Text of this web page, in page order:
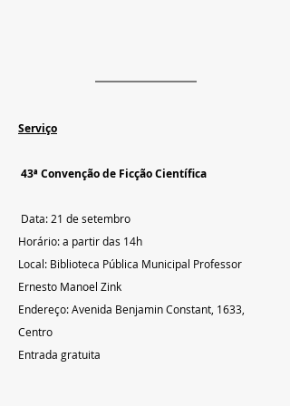
Serviço
43ª Convenção de Ficção Científica
Data: 21 de setembro
Horário: a partir das 14h
Local: Biblioteca Pública Municipal Professor
Ernesto Manoel Zink
Endereço: Avenida Benjamin Constant, 1633,
Centro
Entrada gratuita